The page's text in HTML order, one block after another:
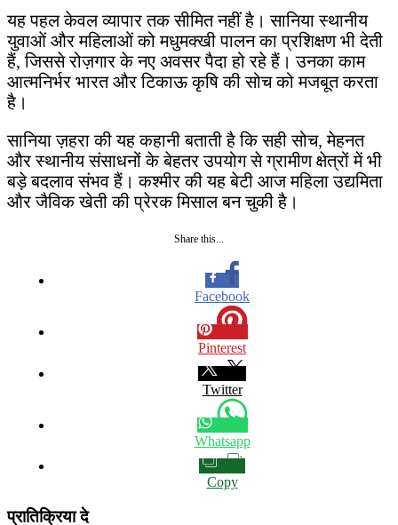
यह पहल केवल व्यापार तक सीमित नहीं है। सानिया स्थानीय
युवाओं और महिलाओं को मधुमक्खी पालन का प्रशिक्षण भी देती
हैं, जिससे रोज़गार के नए अवसर पैदा हो रहे हैं। उनका काम
आत्मनिर्भर भारत और टिकाऊ कृषि की सोच को मजबूत करता
है।
सानिया ज़हरा की यह कहानी बताती है कि सही सोच, मेहनत
और स्थानीय संसाधनों के बेहतर उपयोग से ग्रामीण क्षेत्रों में भी
बड़े बदलाव संभव हैं। कश्मीर की यह बेटी आज महिला उद्यमिता
और जैविक खेती की प्रेरक मिसाल बन चुकी है।
Share this...
Facebook
Pinterest
Twitter
Whatsapp
Copy
प्रातिक्रिया दे